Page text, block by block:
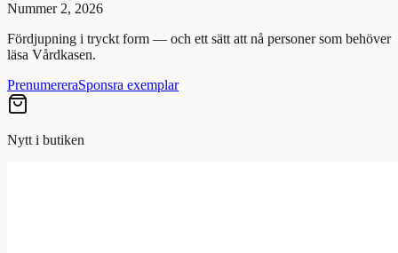
Nummer 2, 2026
Fördjupning i tryckt form — och ett sätt att nå personer som behöver
läsa Vårdkasen.
PrenumereraSponsra exemplar
Nytt i butiken